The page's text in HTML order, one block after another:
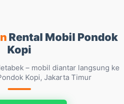
Rental Mobil Pondok
Kopi
– mobil diantar langsung ke
Kopi, Jakarta Timur